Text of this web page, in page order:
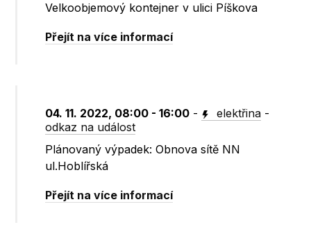
Velkoobjemový kontejner v ulici Píškova
Přejít na více informací
04. 11. 2022, 08:00 - 16:00 - elektřina -
odkaz na událost
Plánovaný výpadek: Obnova sítě NN
ul.Hoblířská
Přejít na více informací